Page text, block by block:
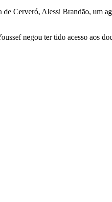
Cerveró, Alessi Brandão, um
negou ter tido acesso aos